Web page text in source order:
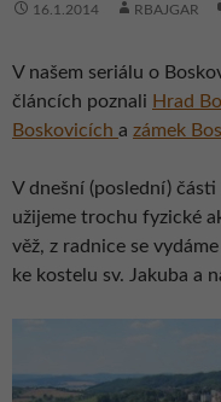
16.1.2014 RBAJGAR
V našem seriálu o
článcích poznali Hrad
Boskovicích a zámek
V dnešní (poslední)
užijeme trochu fyzické
věž, z radnice se
ke kostelu sv. Jakuba a